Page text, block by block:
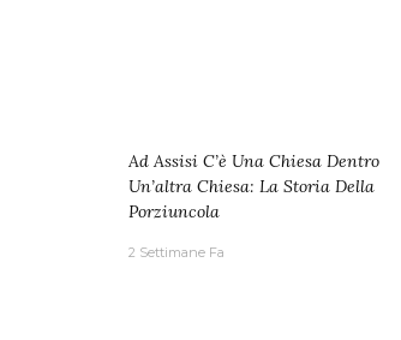
Ad Assisi C’è Una Chiesa Dentro
Un’altra Chiesa: La Storia Della
Porziuncola
2 Settimane Fa